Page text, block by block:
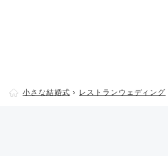
小さな結婚式 レストランウェディング